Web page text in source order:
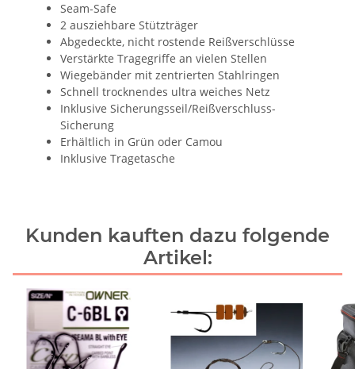
Seam-Safe
2 ausziehbare Stützträger
Abgedeckte, nicht rostende Reißverschlüsse
Verstärkte Tragegriffe an vielen Stellen
Wiegebänder mit zentrierten Stahlringen
Schnell trocknendes ultra weiches Netz
Inklusive Sicherungsseil/Reißverschluss-
Sicherung
Erhältlich in Grün oder Camou
Inklusive Tragetasche
Kunden kauften dazu folgende
Artikel: